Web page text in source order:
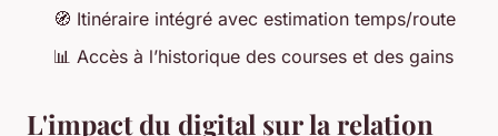
🧭 Itinéraire intégré avec estimation temps/route
📊 Accès à l’historique des courses et des gains
L'impact du digital sur la relation